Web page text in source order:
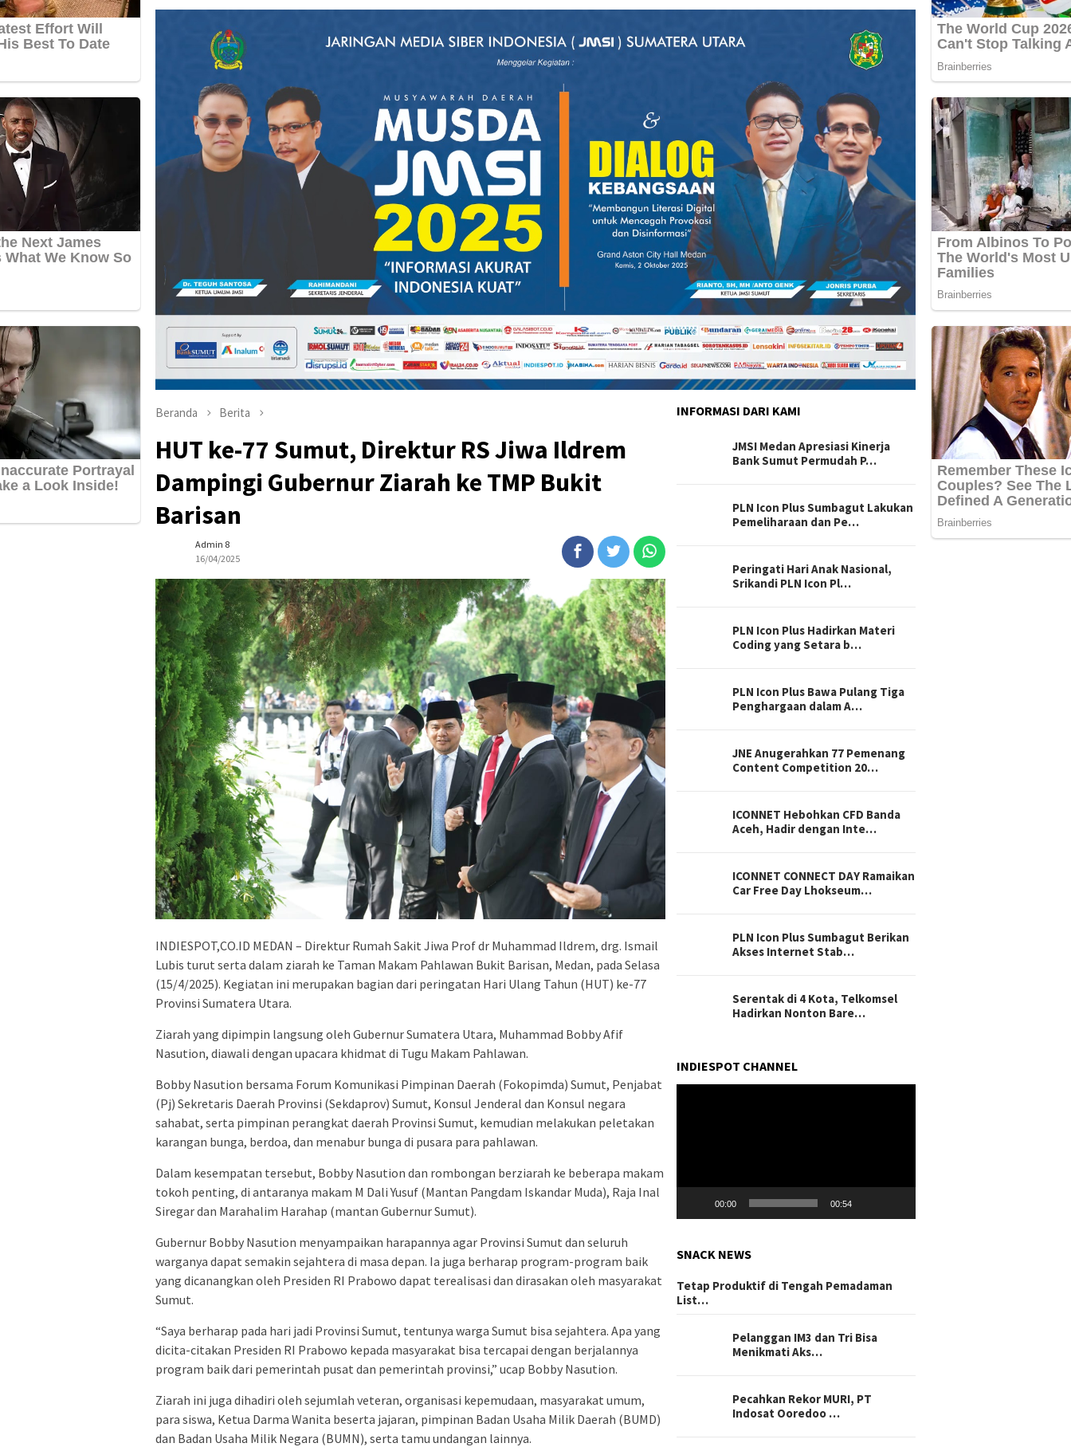
Beranda Berita
HUT ke-77 Sumut, Direktur RS Jiwa Ildrem
Dampingi Gubernur Ziarah ke TMP Bukit
Barisan
Admin 8
16/04/2025
INDIESPOT,CO.ID MEDAN – Direktur Rumah Sakit Jiwa Prof dr Muhammad Ildrem, drg. Ismail
Lubis turut serta dalam ziarah ke Taman Makam Pahlawan Bukit Barisan, Medan, pada Selasa
(15/4/2025). Kegiatan ini merupakan bagian dari peringatan Hari Ulang Tahun (HUT) ke-77
Provinsi Sumatera Utara.
Ziarah yang dipimpin langsung oleh Gubernur Sumatera Utara, Muhammad Bobby Afif
Nasution, diawali dengan upacara khidmat di Tugu Makam Pahlawan.
Bobby Nasution bersama Forum Komunikasi Pimpinan Daerah (Fokopimda) Sumut, Penjabat
(Pj) Sekretaris Daerah Provinsi (Sekdaprov) Sumut, Konsul Jenderal dan Konsul negara
sahabat, serta pimpinan perangkat daerah Provinsi Sumut, kemudian melakukan peletakan
karangan bunga, berdoa, dan menabur bunga di pusara para pahlawan.
Dalam kesempatan tersebut, Bobby Nasution dan rombongan berziarah ke beberapa makam
tokoh penting, di antaranya makam M Dali Yusuf (Mantan Pangdam Iskandar Muda), Raja Inal
Siregar dan Marahalim Harahap (mantan Gubernur Sumut).
Gubernur Bobby Nasution menyampaikan harapannya agar Provinsi Sumut dan seluruh
warganya dapat semakin sejahtera di masa depan. Ia juga berharap program-program baik
yang dicanangkan oleh Presiden RI Prabowo dapat terealisasi dan dirasakan oleh masyarakat
Sumut.
“Saya berharap pada hari jadi Provinsi Sumut, tentunya warga Sumut bisa sejahtera. Apa yang
dicita-citakan Presiden RI Prabowo kepada masyarakat bisa tercapai dengan berjalannya
program baik dari pemerintah pusat dan pemerintah provinsi,” ucap Bobby Nasution.
Ziarah ini juga dihadiri oleh sejumlah veteran, organisasi kepemudaan, masyarakat umum,
para siswa, Ketua Darma Wanita beserta jajaran, pimpinan Badan Usaha Milik Daerah (BUMD)
dan Badan Usaha Milik Negara (BUMN), serta tamu undangan lainnya.
INFORMASI DARI KAMI
JMSI Medan Apresiasi Kinerja
Bank Sumut Permudah P…
PLN Icon Plus Sumbagut Lakukan
Pemeliharaan dan Pe…
Peringati Hari Anak Nasional,
Srikandi PLN Icon Pl…
PLN Icon Plus Hadirkan Materi
Coding yang Setara b…
PLN Icon Plus Bawa Pulang Tiga
Penghargaan dalam A…
JNE Anugerahkan 77 Pemenang
Content Competition 20…
ICONNET Hebohkan CFD Banda
Aceh, Hadir dengan Inte…
ICONNET CONNECT DAY Ramaikan
Car Free Day Lhokseum…
PLN Icon Plus Sumbagut Berikan
Akses Internet Stab…
Serentak di 4 Kota, Telkomsel
Hadirkan Nonton Bare…
INDIESPOT CHANNEL
00:00 00:54
SNACK NEWS
Tetap Produktif di Tengah Pemadaman
List…
Pelanggan IM3 dan Tri Bisa
Menikmati Aks…
Pecahkan Rekor MURI, PT
Indosat Ooredoo …